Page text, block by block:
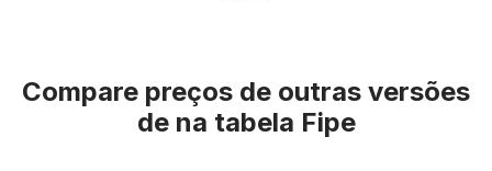
Compare preços de outras versões
de na tabela Fipe